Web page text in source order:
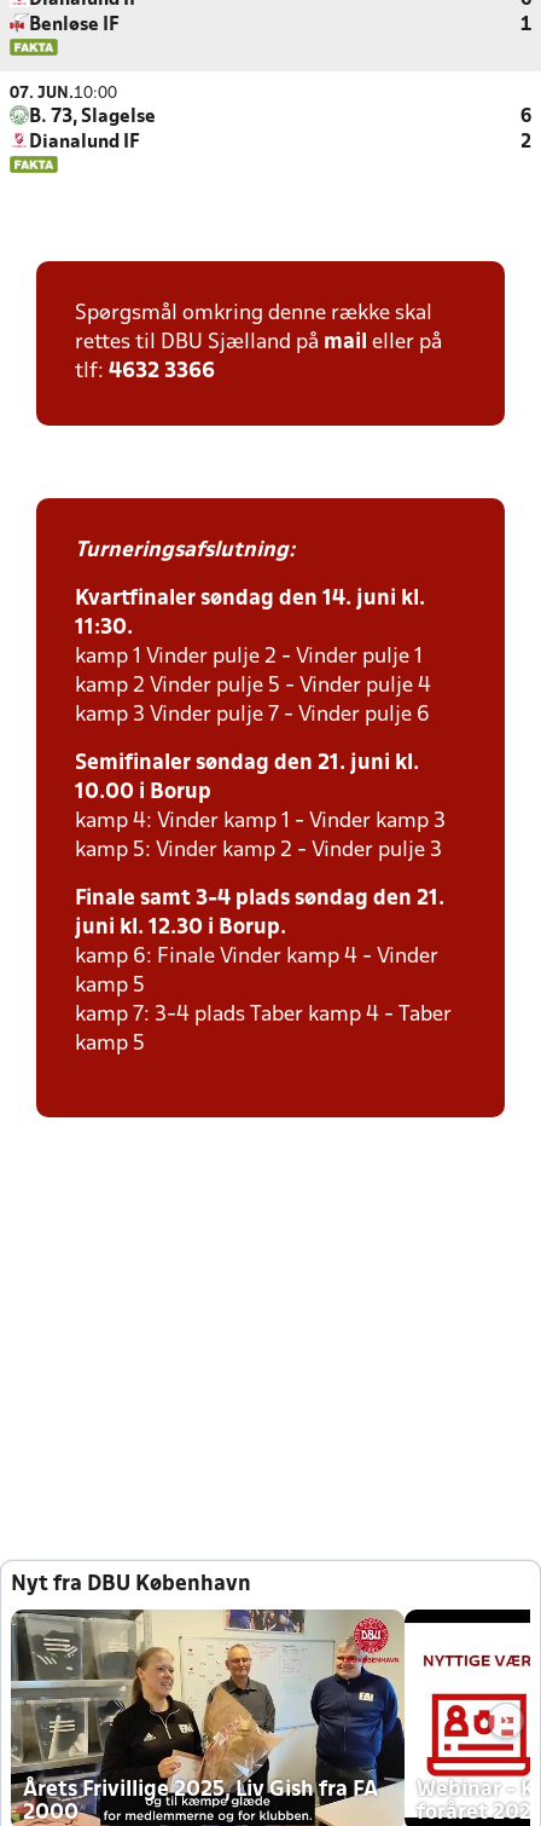
Benløse IF
1
07. JUN.10:00
B. 73, Slagelse
6
Dianalund IF
2
Spørgsmål omkring denne række skal
rettes til DBU Sjælland på mail eller på
tlf: 4632 3366
Turneringsafslutning:
Kvartfinaler søndag den 14. juni kl.
11:30.
kamp 1 Vinder pulje 2 - Vinder pulje 1
kamp 2 Vinder pulje 5 - Vinder pulje 4
kamp 3 Vinder pulje 7 - Vinder pulje 6
Semifinaler søndag den 21. juni kl.
10.00 i Borup
kamp 4: Vinder kamp 1 - Vinder kamp 3
kamp 5: Vinder kamp 2 - Vinder pulje 3
Finale samt 3-4 plads søndag den 21.
juni kl. 12.30 i Borup.
kamp 6: Finale Vinder kamp 4 - Vinder
kamp 5
kamp 7: 3-4 plads Taber kamp 4 - Taber
kamp 5
Nyt fra DBU København
Årets Frivillige 2025, Liv Gish fra FA
2000
Webinar -
foråret